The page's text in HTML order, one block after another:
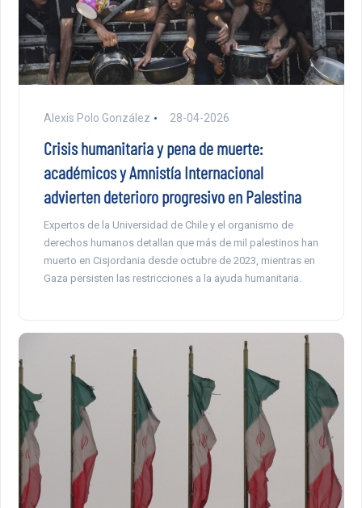
Alexis Polo González 28-04-2026
Crisis humanitaria y pena de muerte:
académicos y Amnistía Internacional
advierten deterioro progresivo en Palestina
Expertos de la Universidad de Chile y el organismo de
derechos humanos detallan que más de mil palestinos han
muerto en Cisjordania desde octubre de 2023, mientras en
Gaza persisten las restricciones a la ayuda humanitaria.